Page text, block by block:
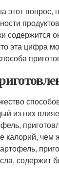
этот вопрос,
содержится
эта цифра
из них
калорий, чем
содержит